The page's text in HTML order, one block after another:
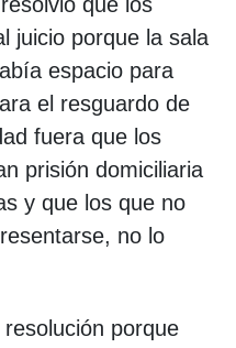
juicio porque la sala
espacio para
el resguardo de
fuera que los
prisión domiciliaria
y que los que no
no lo
porque